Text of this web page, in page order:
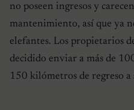
no poseen ingresos y
mantenimiento, así que ya
elefantes. Los propietarios
decidido enviar a más de
150 kilómetros de regreso a